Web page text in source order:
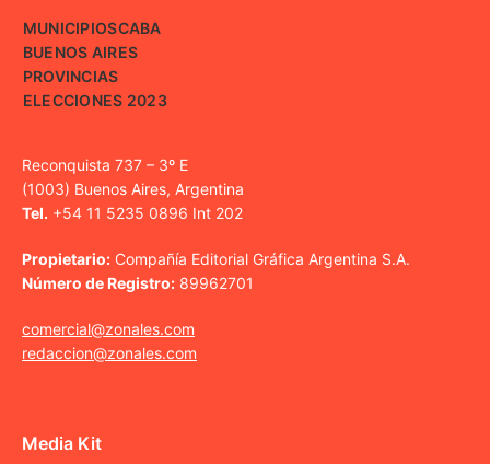
MUNICIPIOSCABA
BUENOS AIRES
PROVINCIAS
ELECCIONES 2023
Reconquista 737 – 3º E
(1003) Buenos Aires, Argentina
Tel. +54 11 5235 0896 Int 202
Propietario: Compañía Editorial Gráfica Argentina S.A.
Número de Registro: 89962701
comercial@zonales.com
redaccion@zonales.com
Media Kit